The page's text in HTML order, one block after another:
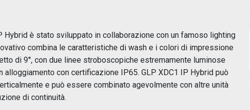
Hybrid è stato sviluppato in collaborazione con un famoso lighting
combina le caratteristiche di wash e i colori di impressione
di 9°, con due linee stroboscopiche estremamente luminose
con certificazione IP65. GLP XDC1 IP Hybrid può
e può essere combinato agevolmente con altre unità
di continuità.